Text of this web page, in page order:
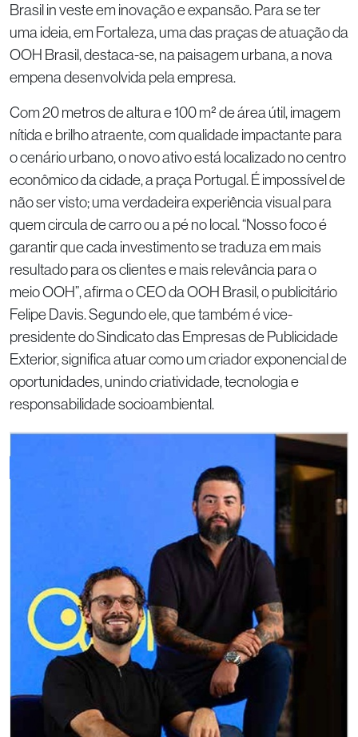
Brasil in veste em inovação e expansão. Para se ter
uma ideia, em Fortaleza, uma das praças de atuação da
OOH Brasil, destaca-se, na paisagem urbana, a nova
empena desenvolvida pela empresa.
Com 20 metros de altura e 100 m² de área útil, imagem
nítida e brilho atraente, com qualidade impactante para
o cenário urbano, o novo ativo está localizado no centro
econômico da cidade, a praça Portugal. É impossível de
não ser visto; uma verdadeira experiência visual para
quem circula de carro ou a pé no local. “Nosso foco é
garantir que cada investimento se traduza em mais
resultado para os clientes e mais relevância para o
meio OOH”, afirma o CEO da OOH Brasil, o publicitário
Felipe Davis. Segundo ele, que também é vice-
presidente do Sindicato das Empresas de Publicidade
Exterior, significa atuar como um criador exponencial de
oportunidades, unindo criatividade, tecnologia e
responsabilidade socioambiental.